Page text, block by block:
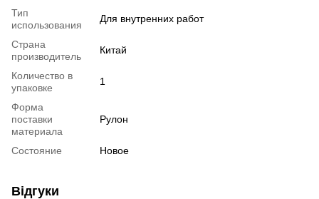
Тип
использования
Для внутренних работ
Страна
производитель
Китай
Количество в
упаковке
1
Форма
поставки
материала
Рулон
Состояние Новое
Відгуки